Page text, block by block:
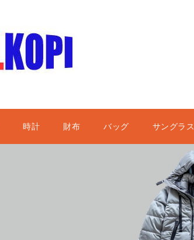
時計 財布 バッグ サングラス